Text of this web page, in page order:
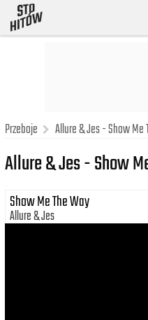
Przeboje Allure & Jes - Show Me
Allure & Jes - Show
Show Me The Way
Allure Jes